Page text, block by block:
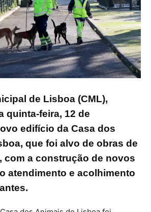
de Lisboa (CML),
quinta-feira, 12 de
edifício da Casa dos
que foi alvo de obras de
com a construção de novos
atendimento e acolhimento